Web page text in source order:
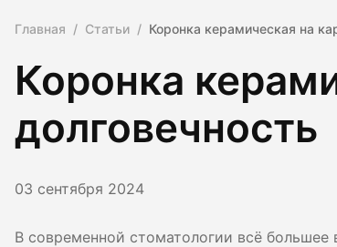
Главная Статьи Коронка керамическая на
Коронка
долговечность
03 сентября 2024
В современной стоматологии всё большее